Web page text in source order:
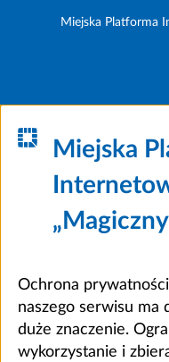
Miejska Platforma
Miejska
Ochrona
naszego serwisu ma
duże znaczenie.
wykorzystanie i